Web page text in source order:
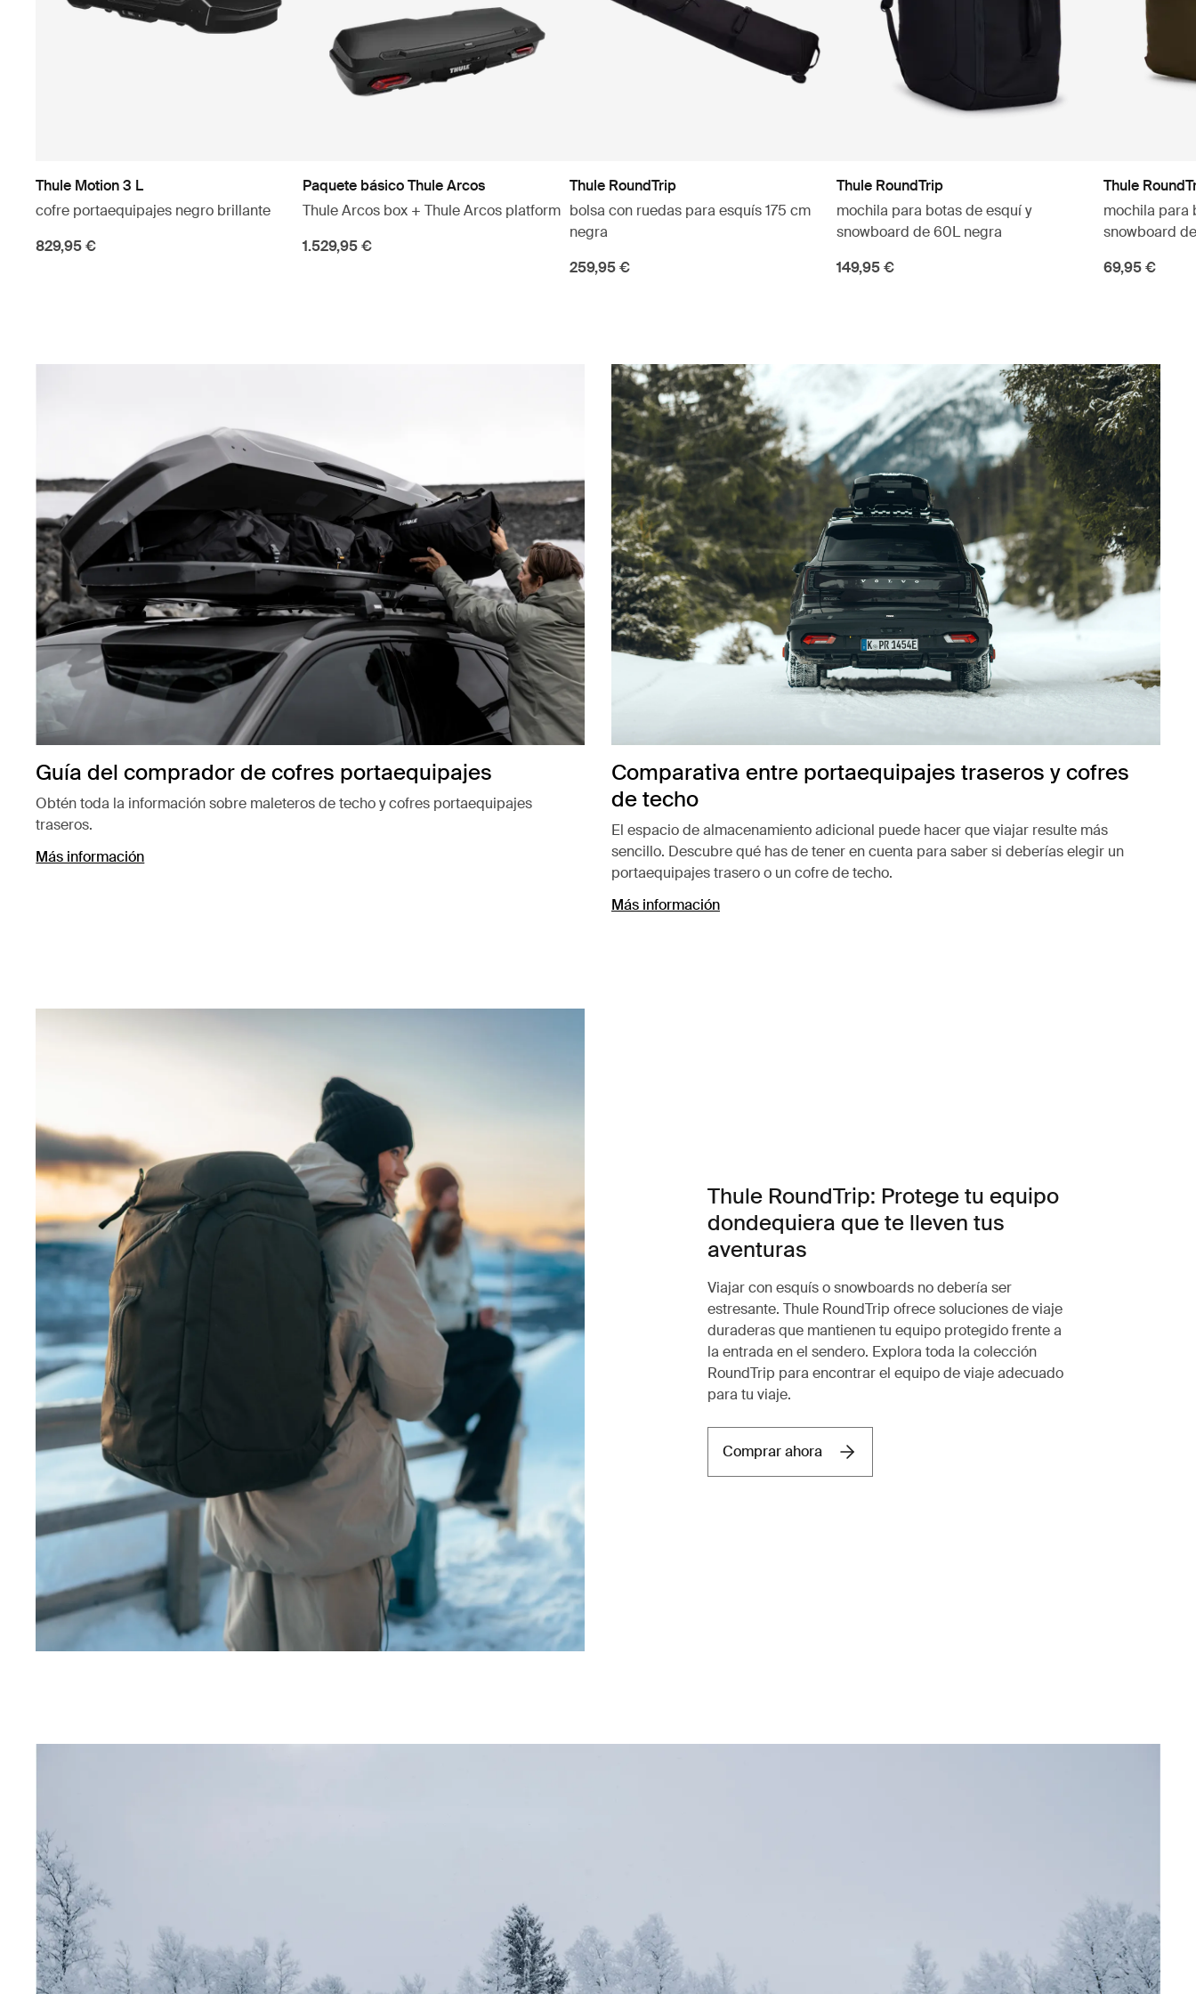
Thule Motion 3 L
cofre portaequipajes negro brillante
829,95 €
Paquete básico Thule Arcos
Thule Arcos box + Thule Arcos platform
1.529,95 €
Thule RoundTrip
bolsa con ruedas para esquís 175 cm
negra
259,95 €
Thule RoundTrip
mochila para botas de esquí y
snowboard de 60L negra
149,95 €
Thule
mochila para
snowboard
69,95 €
Guía del comprador de cofres portaequipajes
Obtén toda la información sobre maleteros de techo y cofres portaequipajes
traseros.
Más información
Comparativa entre portaequipajes traseros y cofres
de techo
El espacio de almacenamiento adicional puede hacer que viajar resulte más
sencillo. Descubre qué has de tener en cuenta para saber si deberías elegir un
portaequipajes trasero o un cofre de techo.
Más información
Thule RoundTrip: Protege tu equipo
dondequiera que te lleven tus
aventuras
Viajar con esquís o snowboards no debería ser
estresante. Thule RoundTrip ofrece soluciones de viaje
duraderas que mantienen tu equipo protegido frente a
la entrada en el sendero. Explora toda la colección
RoundTrip para encontrar el equipo de viaje adecuado
para tu viaje.
Comprar ahora